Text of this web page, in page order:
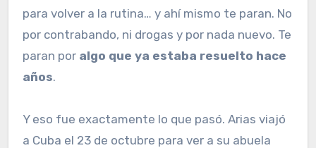
para volver a la rutina… y ahí mismo te paran. No
por contrabando, ni drogas y por nada nuevo. Te
paran por algo que ya estaba resuelto hace
años.
Y eso fue exactamente lo que pasó. Arias viajó
a Cuba el 23 de octubre para ver a su abuela